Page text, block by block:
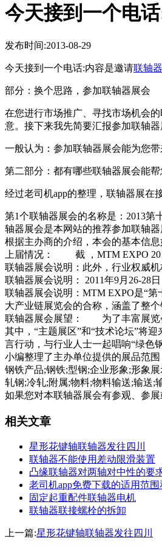
今天接到一个电
发布时间:2013-08-29
今天接到一个电话:内容是邀请联轴器
部分：换个思路，参加联轴器展会
在您进行市场推广、寻找市场机
意。接下来我先简要汇报参加联轴
一般认为：参加联轴器展会能为您带
第二部分：都有哪些联轴器展会能
经过老司机app的整理，联轴器
第1个联轴器展会的名称是：2013第
轴器展会是本网站的推荐参加联轴器展
根据主办商的介绍，本会的基本信息如
上届情况： 截 ，MTM EXPO
联轴器展会说明：此外，行业权
联轴器展会说明： 2011年9月26-28
联轴器展会说明：MTM EXPO是
大产业链展览会的合称，涵盖了整个钢
联轴器展会展望： 为了丰富展览会
其中，“主题展区”和“技术论坛”将迎
言行动，与行业人士一起唱响“绿色钢铁
小编整理了主办单位提供的展品范围
钢铁产品;钢铁;型钢;企业形象;形象
轧钢;冷轧;附属;物料;物料输送;输送;
如果您对本联轴器展会有参观、参
相关文章
星形花键轴联轴器发往四川
联轴器不能使用差动限滑装置
凸缘联轴器对两轴对中性的要
老司机app免费下载的适用范
固定起重配件联轴器电机
联轴器联接螺栓的拆卸
上一篇:星形花键轴联轴器发往四川